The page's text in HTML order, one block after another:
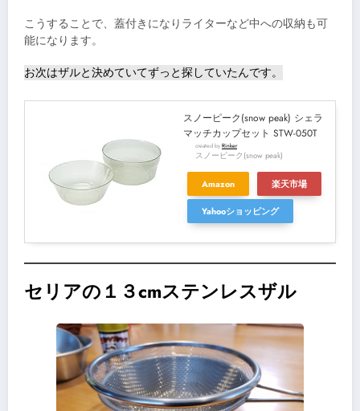
こうすることで、蓋付きになりライターなど中への収納も可
能になります。
お次はザルと決めていてずっと探していたんです。
スノーピーク(snow peak) シェラ
マッチカップセット STW-050T
created byRinker
スノーピーク(snow peak)
Amazon 楽天市場
Yahooショッピング
セリアの１３cmステンレスザル